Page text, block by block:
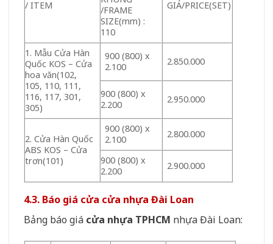
/ ITEM
GIÁ/PRICE(SET)
/FRAME
SIZE(mm) :
110
1. Mẫu Cửa Hàn
Quốc KOS – Cửa
hoa văn(102,
105, 110, 111,
116, 117, 301,
305)
900 (800) x
2.100
2.850.000
900 (800) x
2.200
2.950.000
2. Cửa Hàn Quốc
ABS KOS – Cửa
trơn(101)
900 (800) x
2.100
2.800.000
900 (800) x
2.200
2.900.000
4.3. Báo giá cửa cửa nhựa Đài Loan
Bảng báo giá cửa nhựa TPHCM nhựa Đài Loan: